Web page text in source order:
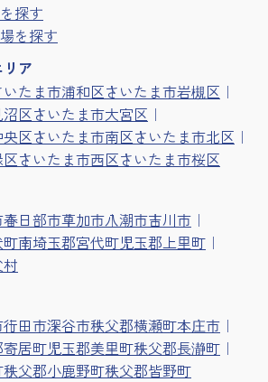
探す
を探す
ア
いたま市浦和区さいたま市岩槻区
区さいたま市大宮区
区さいたま市南区さいたま市北区
さいたま市西区さいたま市桜区
春日部市草加市八潮市吉川市
南埼玉郡宮代町児玉郡上里町
行田市深谷市秩父郡横瀬町本庄市
居町児玉郡美里町秩父郡長瀞町
秩父郡小鹿野町秩父郡皆野町